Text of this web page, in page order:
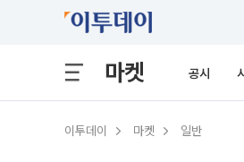
마켓 공시
이투데이 마켓 일반